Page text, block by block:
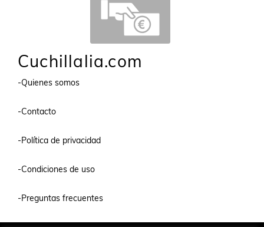
Cuchillalia.com
-Quienes somos
-Contacto
-Política de privacidad
-Condiciones de uso
-Preguntas frecuentes